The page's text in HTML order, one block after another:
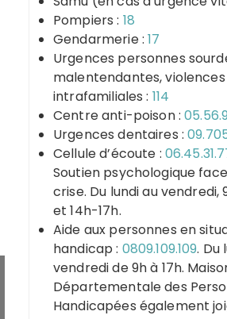
Pompiers : 18
Gendarmerie :17
Urgences personnes
malentendantes, violences
intrafamiliales : 114
Centre anti-poison :
Urgences dentaires :
Cellule d’écoute :
Soutien psychologique
crise. Du lundi au vendredi,
et 14h-17h.
Aide aux personnes en
handicap : 0809.109.109. Du
vendredi de 9h à 17h.
Départementale des
Handicapées également